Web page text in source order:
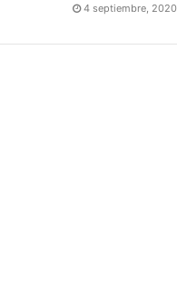
4 septiembre, 2020